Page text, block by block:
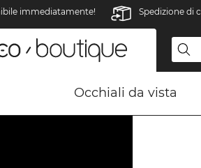
immediatamente! Spedizione di
Occhiali da vista